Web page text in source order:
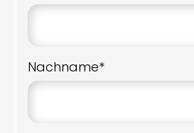
Nachname*